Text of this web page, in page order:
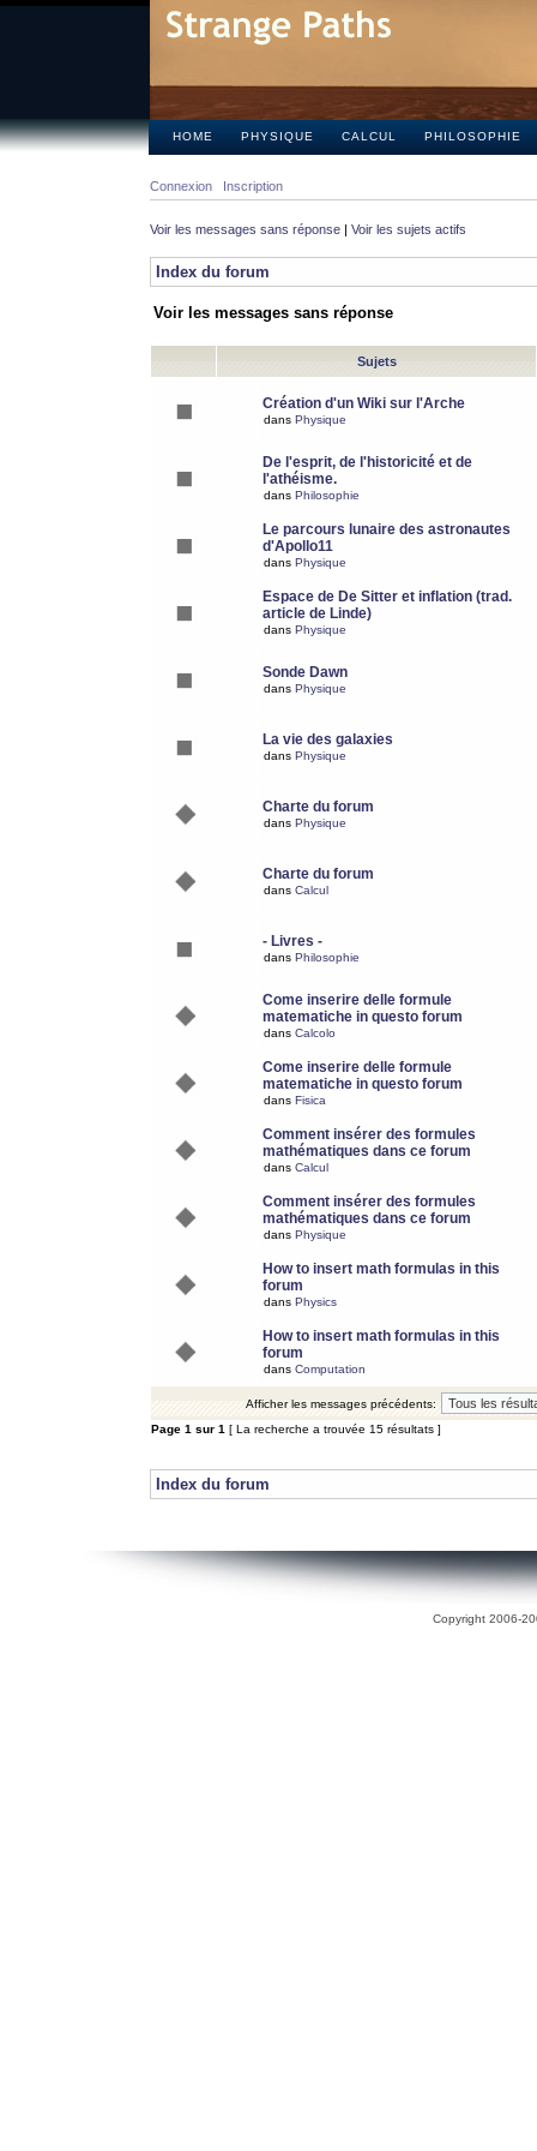
HOME PHYSIQUE CALCUL PHILOSOPHIE
Connexion Inscription
Voir les messages sans réponse | Voir les sujets actifs
Index du forum
Voir les messages sans réponse
Sujets
Création d'un Wiki sur l'Arche
dans Physique
De l'esprit, de l'historicité et de
l'athéisme.
dans Philosophie
Le parcours lunaire des astronautes
d'Apollo11
dans Physique
Espace de De Sitter et inflation (trad.
article de Linde)
dans Physique
Sonde Dawn
dans Physique
La vie des galaxies
dans Physique
Charte du forum
dans Physique
Charte du forum
dans Calcul
- Livres -
dans Philosophie
Come inserire delle formule
matematiche in questo forum
dans Calcolo
Come inserire delle formule
matematiche in questo forum
dans Fisica
Comment insérer des formules
mathématiques dans ce forum
dans Calcul
Comment insérer des formules
mathématiques dans ce forum
dans Physique
How to insert math formulas in this
forum
dans Physics
How to insert math formulas in this
forum
dans Computation
Afficher les messages précédents:
Page 1 sur 1 [ La recherche a trouvée 15 résultats ]
Index du forum
Copyright 2006-